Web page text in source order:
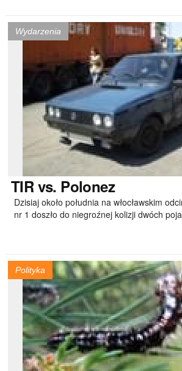
Wydarzenia
TIRvs. Polonez
Dzisiaj około południa na włocławskim
nr 1 doszło do niegroźnej kolizji dwóch
Polityka